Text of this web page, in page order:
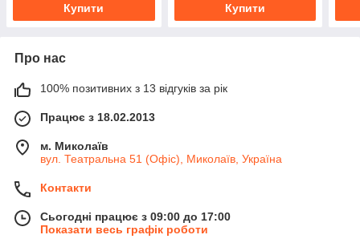
Купити Купити
Про нас
100% позитивних з 13 відгуків за рік
Працює з 18.02.2013
м. Миколаїв
вул. Театральна 51 (Офіс), Миколаїв, Україна
Контакти
Сьогодні працює з 09:00 до 17:00
Показати весь графік роботи